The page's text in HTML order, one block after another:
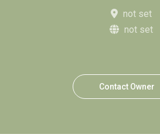
not set
not set
Contact Owner